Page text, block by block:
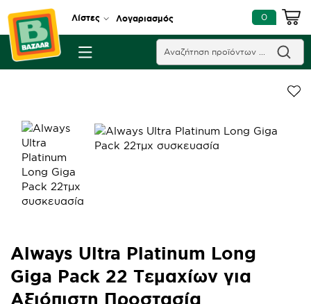
Λίστες Λογαριασμός 0
Always Ultra Platinum Long
Giga Pack 22 Τεμαχίων για
Αξιόπιστη Προστασία